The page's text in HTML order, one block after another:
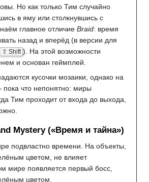
Но как только Тим случайно
в яму или столкнувшись с
главное отличие Braid: время
назад и вперёд (в версии для
⇧ Shift ). На этой возможности
и основан геймплей.
кусочки мозаики, однако на
что непонятно: миры
Тим проходит от входа до выхода,
Mystery («Время и тайна»)
подвластно времени. На объекты,
цветом, не влияет
мире появляется первый босс,
цветом.